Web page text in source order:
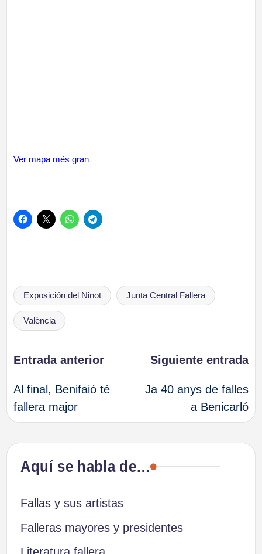
Ver mapa més gran
Etiquetas:
Exposición del Ninot Junta Central Fallera
València
Navegación
de
Entrada anterior
Al final, Benifaió té
fallera major
Siguiente entrada
Ja 40 anys de falles
a Benicarló
Aquí se habla de…
Fallas y sus artistas
Falleras mayores y presidentes